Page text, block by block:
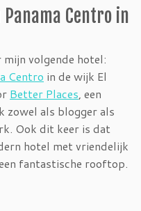
Centro in
volgende hotel:
Centro in de wijk El
Better Places , een
zowel als blogger als
Ook dit keer is dat
hotel met vriendelijk
fantastische rooftop.